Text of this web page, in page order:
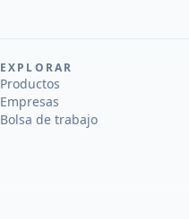
EXPLORAR
Productos
Empresas
Bolsa de trabajo